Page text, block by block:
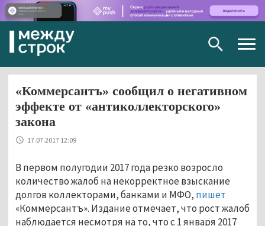
«Коммерсантъ» сообщил о негативном
эффекте от «антиколлекторского»
закона
17.07.2017 12:09
В первом полугодии 2017 года резко возросло
количество жалоб на некорректное взыскание
долгов коллекторами, банками и МФО, пишет
«Коммерсантъ». Издание отмечает, что рост жалоб
наблюдается несмотря на то, что с 1 января 2017